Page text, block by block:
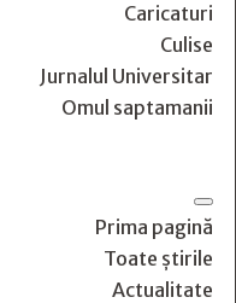
Caricaturi
Culise
Jurnalul Universitar
Omul saptamanii
Prima pagină
Toate știrile
Actualitate